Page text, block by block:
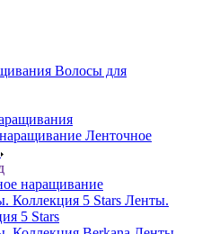
Волосы для
Ленточное
наращивание
Ленты.
5 Stars